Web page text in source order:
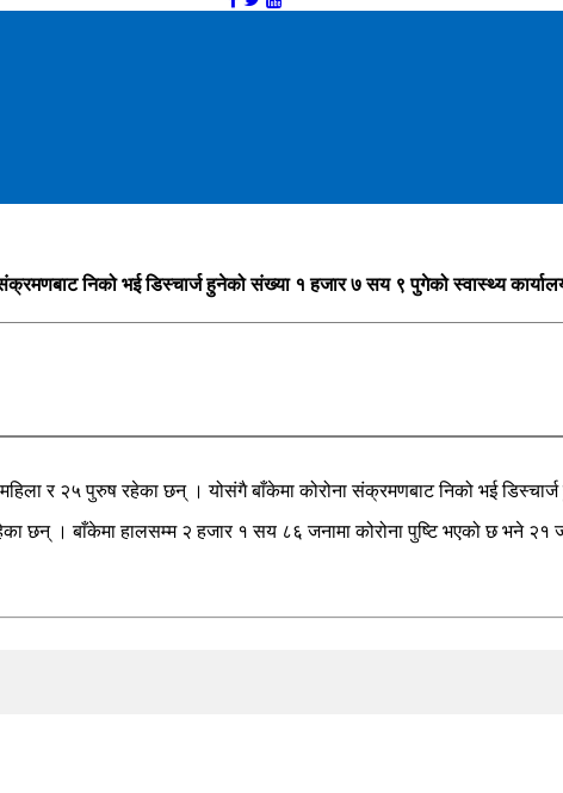
निको भई डिस्चार्ज हुनेको संख्या १ हजार ७ सय ९ पुगेको स्वास्थ्य
र २५ पुरुष रहेका छन् । योसंगै बाँकेमा कोरोना संक्रमणबाट निको भई
। बाँकेमा हालसम्म २ हजार १ सय ८६ जनामा कोरोना पुष्टि भएको छ भने २१